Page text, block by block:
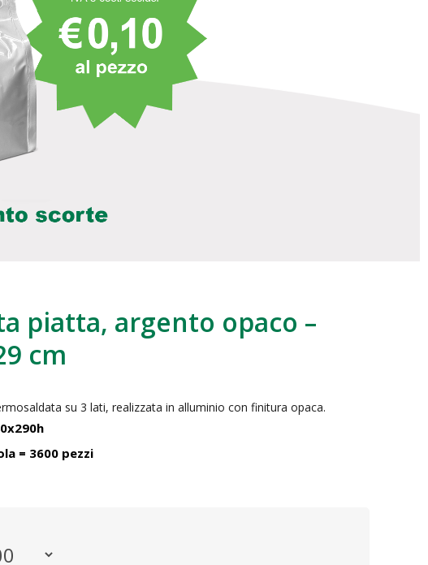
piatta, argento opaco –
cm
su 3 lati, realizzata in alluminio con finitura opaca.
= 3600 pezzi